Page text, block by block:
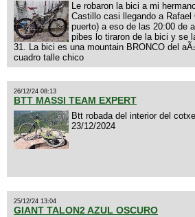
Le robaron la bici a mi
Castillo casi llegando a Rafael
puerto) a eso de las 20:00 de
pibes lo tiraron de la bici y se
31. La bici es una mountain BRONCO del
cuadro talle chico
26/12/24 08:13
BTT MASSI TEAM EXPERT
Btt robada del interior del
23/12/2024
25/12/24 13:04
GIANT TALON2 AZUL OSCURO